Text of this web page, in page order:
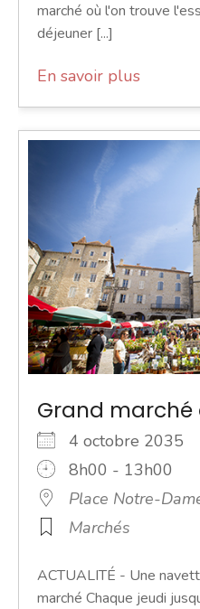
marché où l'on trouve
déjeuner [...]
En savoir plus
Grand marché
4 octobre 2035
8h00 - 13h00
Place Notre-
Marchés
ACTUALITÉ - Une
marché Chaque jeudi